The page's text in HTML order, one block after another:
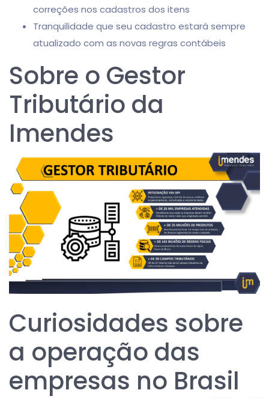
correções nos cadastros dos itens
Tranquilidade que seu cadastro estará sempre
atualizado com as novas regras contábeis
Sobre o Gestor
Tributário da
Imendes
Curiosidades sobre
a operação das
empresas no Brasil